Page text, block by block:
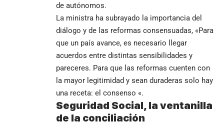
de autónomos.
La ministra ha subrayado la importancia del
diálogo y de las reformas consensuadas, «Para
que un país avance, es necesario llegar
acuerdos entre distintas sensibilidades y
pareceres. Para que las reformas cuenten con
la mayor legitimidad y sean duraderas solo hay
una receta: el consenso «.
Seguridad Social, la ventanilla
de la conciliación